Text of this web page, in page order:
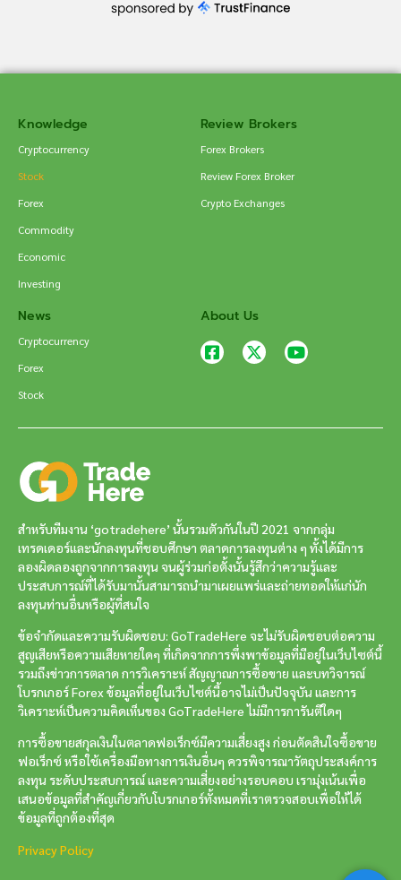
Knowledge
Cryptocurrency
Stock
Forex
Commodity
Economic
Investing
Review Brokers
Forex Brokers
Review Forex Broker
Crypto Exchanges
News
Cryptocurrency
Forex
Stock
About Us
สำหรับทีมงาน ‘gotradehere’ นั้นรวมตัวกันในปี 2021 จากกลุ่ม
เทรดเดอร์และนักลงทุนที่ชอบศึกษา ตลาดการลงทุนต่าง ๆ ทั้งได้มีการ
ลองผิดลองถูกจากการลงทุน จนผู้ร่วมก่อตั้งนั้นรู้สึกว่าความรู้และ
ประสบการณ์ที่ได้รับมานั้นสามารถนำมาเผยแพร่และถ่ายทอดให้แก่นัก
ลงทุนท่านอื่นหรือผู้ที่สนใจ
ข้อจำกัดและความรับผิดชอบ: GoTradeHere จะไม่รับผิดชอบต่อความ
สูญเสียหรือความเสียหายใดๆ ที่เกิดจากการพึ่งพาข้อมูลที่มีอยู่ในเว็บไซต์นี้
รวมถึงข่าวการตลาด การวิเคราะห์ สัญญาณการซื้อขาย และบทวิจารณ์
โบรกเกอร์ Forex ข้อมูลที่อยู่ในเว็บไซต์นี้อาจไม่เป็นปัจจุบัน และการ
วิเคราะห์เป็นความคิดเห็นของ GoTradeHere ไม่มีการการันตีใดๆ
การซื้อขายสกุลเงินในตลาดฟอเร็กซ์มีความเสี่ยงสูง ก่อนตัดสินใจซื้อขาย
ฟอเร็กซ์ หรือใช้เครื่องมือทางการเงินอื่นๆ ควรพิจารณาวัตถุประสงค์การ
ลงทุน ระดับประสบการณ์ และความเสี่ยงอย่างรอบคอบ เรามุ่งเน้นเพื่อ
เสนอข้อมูลที่สำคัญเกี่ยวกับโบรกเกอร์ทั้งหมดที่เราตรวจสอบเพื่อให้ได้
ข้อมูลที่ถูกต้องที่สุด
Privacy Policy